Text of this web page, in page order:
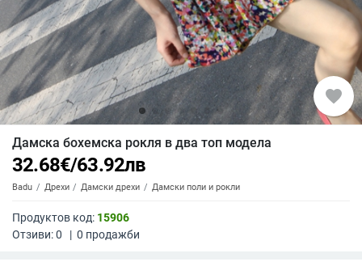
favorite
Дамска бохемска рокля в два топ модела
32.68€/63.92лв
Badu Дрехи Дамски дрехи Дамски поли и рокли
Продуктов код: 15906
Отзиви:0 | 0 продажби